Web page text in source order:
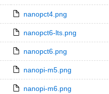
nanopct4.png
nanopct6-lts.png
nanopct6.png
nanopi-m5.png
nanopi-m6.png